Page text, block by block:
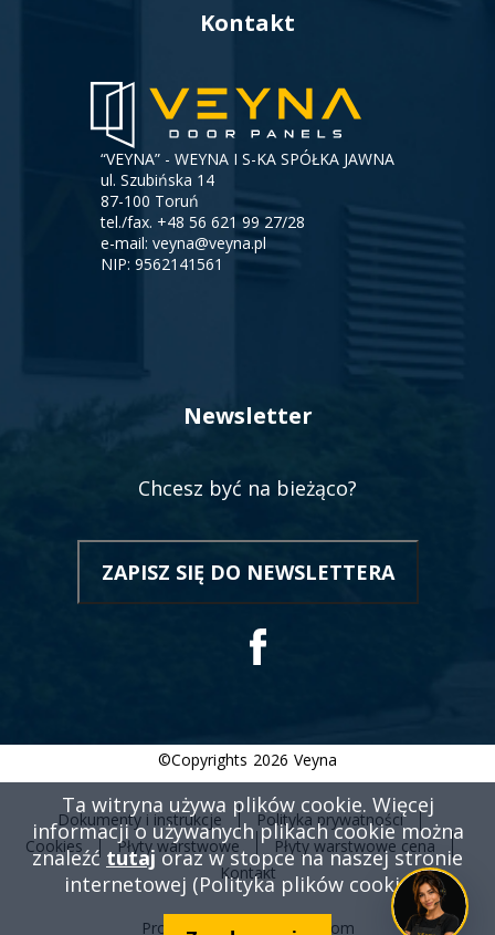
Kontakt
“VEYNA” - WEYNA I S-KA SPÓŁKA JAWNA
ul. Szubińska 14
87-100 Toruń
tel./fax. +48 56 621 99 27/28
e-mail: veyna@veyna.pl
NIP: 9562141561
Newsletter
Chcesz być na bieżąco?
ZAPISZ SIĘ DO NEWSLETTERAOTWORZY
SIĘ
©Copyrights 2026 Veyna
Menu
stopki
Dokumenty i instrukcje
Polityka prywatności
Cookies
Płyty warstwowe
Płyty warstwowe cena
Kontakt
Projekt i wykonanie Vobacom Otworzy
Ta witryna używa plików cookie. Więcej
informacji o używanych plikach cookie można
znaleźć tutajoraz w stopce na naszej stronie
internetowej (Polityka plików cookies).